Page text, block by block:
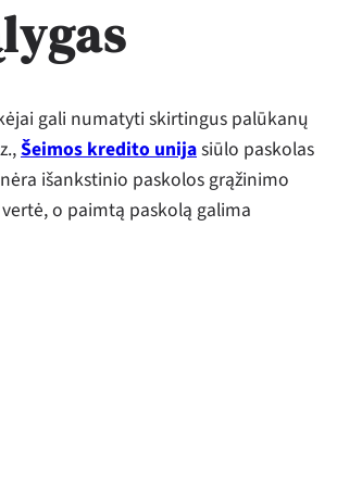
gali numatyti skirtingus palūkanų
Šeimos kredito unijasiūlo paskolas
išankstinio paskolos grąžinimo
o paimtą paskolą galima